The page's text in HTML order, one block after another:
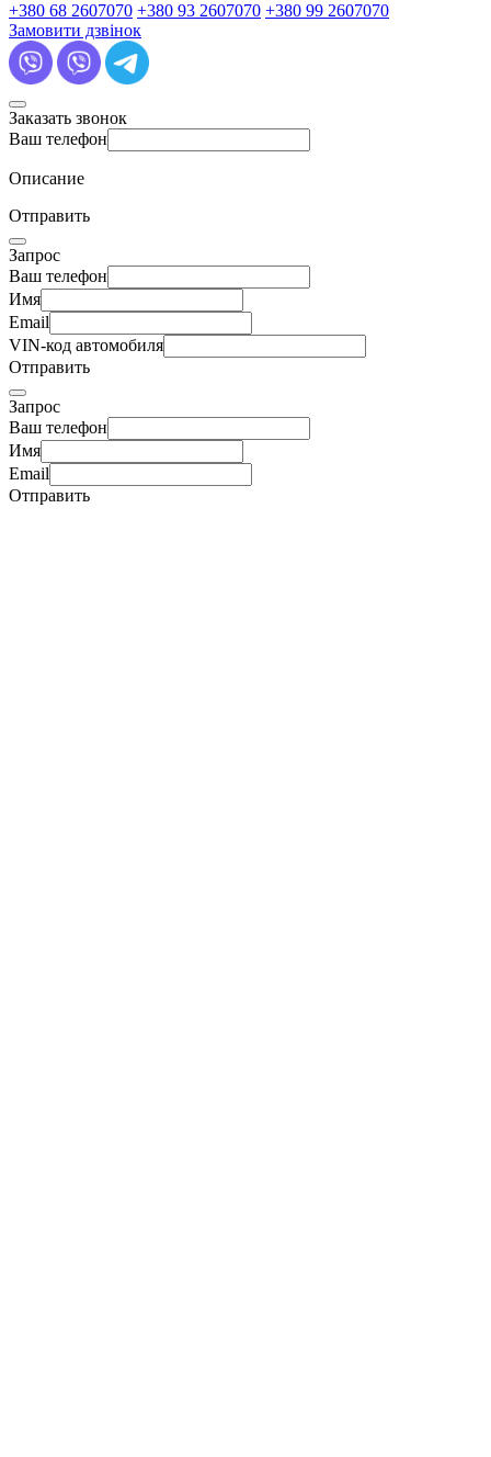
+380 68 2607070 +380 93 2607070 +380 99 2607070
Замовити дзвінок
Заказать звонок
Ваш телефон
Описание
Отправить
Запрос
Ваш телефон
Имя
Email
VIN-код автомобиля
Отправить
Запрос
Ваш телефон
Имя
Email
Отправить